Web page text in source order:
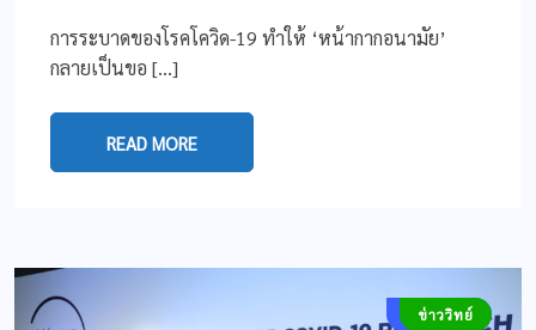
การระบาดของโรคโควิด-19 ทำให้ ‘หน้ากากอนามัย’
กลายเป็นขอ […]
READ MORE
COVID-19
ข่าววิทย์